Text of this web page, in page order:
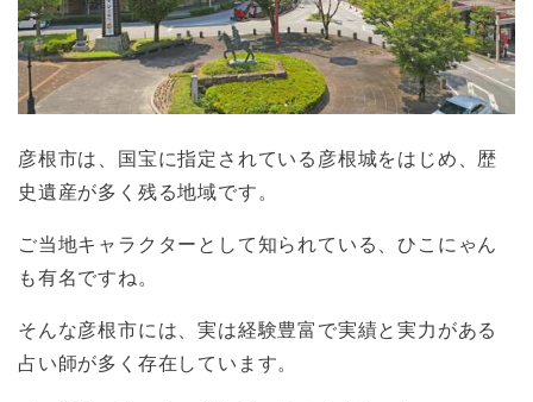
彦根市は、国宝に指定されている彦根城をはじめ、歴
史遺産が多く残る地域です。
ご当地キャラクターとして知られている、ひこにゃん
も有名ですね。
そんな彦根市には、実は経験豊富で実績と実力がある
占い師が多く存在しています。